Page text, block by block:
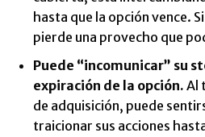
hasta que la opción vence.
pierde una provecho que
Puede “incomunicar” su
expiración de la opción. Al
de adquisición, puede
traicionar sus acciones